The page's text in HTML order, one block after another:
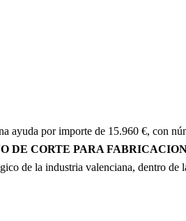
ayuda por importe de 15.960 €, con
DE CORTE PARA
de la industria valenciana, dentro